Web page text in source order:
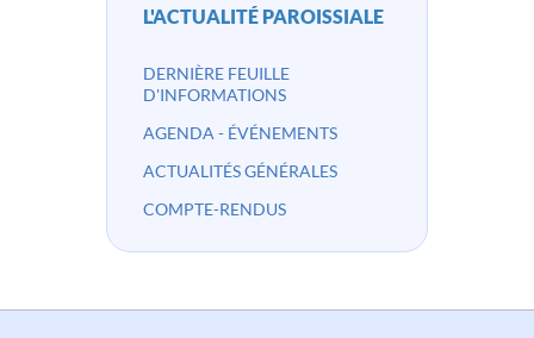
L'ACTUALITÉ PAROISSIALE
DERNIÈRE FEUILLE
D'INFORMATIONS
AGENDA - ÉVÉNEMENTS
ACTUALITÉS GÉNÉRALES
COMPTE-RENDUS